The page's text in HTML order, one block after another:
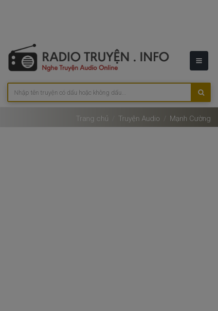
Trang chủ Truyện Audio Mạnh Cường